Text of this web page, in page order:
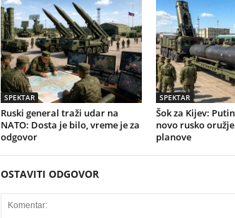
SPEKTAR
Ruski general traži udar na
NATO: Dosta je bilo, vreme je za
odgovor
SPEKTAR
Šok za Kijev:
novo rusko
planove
OSTAVITI ODGOVOR